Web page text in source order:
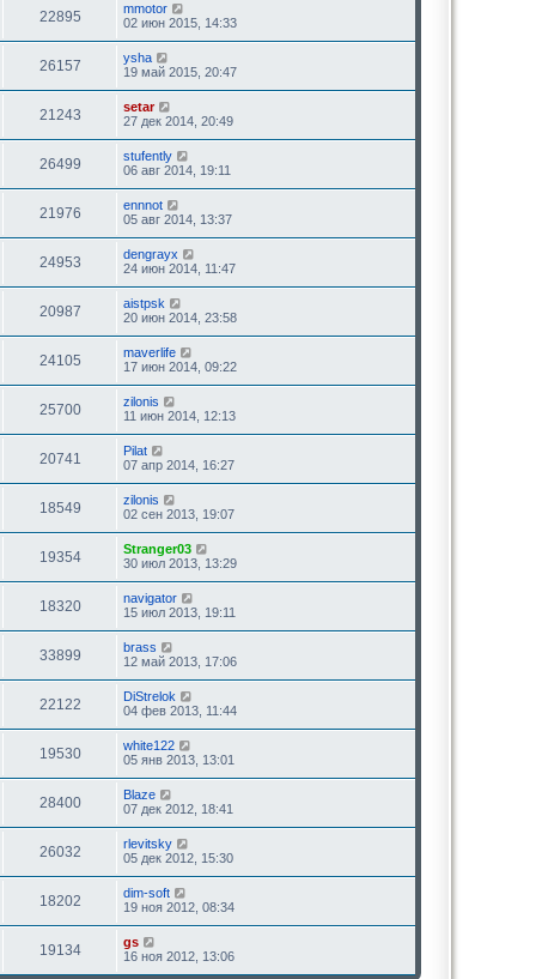
22895
mmotor
02 июн 2015, 14:33
26157
ysha
19 май 2015, 20:47
21243
setar
27 дек 2014, 20:49
26499
stufently
06 авг 2014, 19:11
21976
ennnot
05 авг 2014, 13:37
24953
dengrayx
24 июн 2014, 11:47
20987
aistpsk
20 июн 2014, 23:58
24105
maverlife
17 июн 2014, 09:22
25700
zilonis
11 июн 2014, 12:13
20741
Pilat
07 апр 2014, 16:27
18549
zilonis
02 сен 2013, 19:07
19354
Stranger03
30 июл 2013, 13:29
18320
navigator
15 июл 2013, 19:11
33899
brass
12 май 2013, 17:06
22122
DiStrelok
04 фев 2013, 11:44
19530
white122
05 янв 2013, 13:01
28400
Blaze
07 дек 2012, 18:41
26032
rlevitsky
05 дек 2012, 15:30
18202
dim-soft
19 ноя 2012, 08:34
19134
gs
16 ноя 2012, 13:06